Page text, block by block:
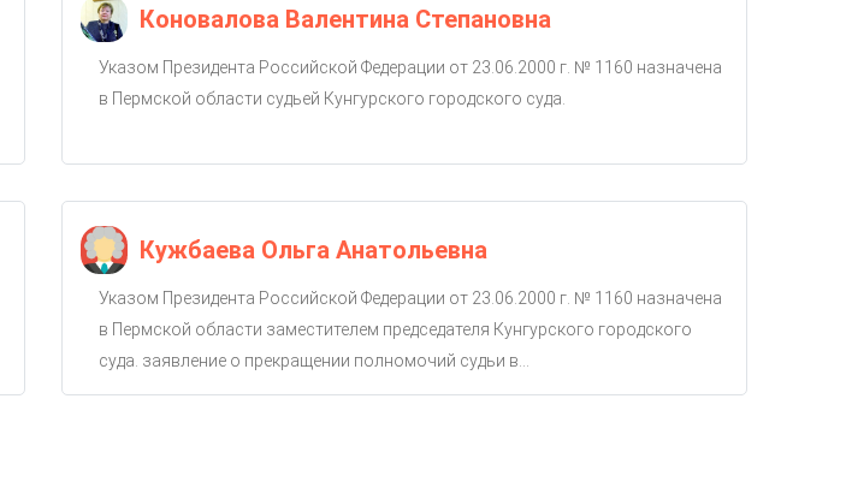
Коновалова Валентина Степановна
Указом Президента Российской Федерации от 23.06.2000 г. № 1160 назначена
в Пермской области судьей Кунгурского городского суда.
Кужбаева Ольга Анатольевна
Указом Президента Российской Федерации от 23.06.2000 г. № 1160 назначена
в Пермской области заместителем председателя Кунгурского городского
суда. заявление о прекращении полномочий судьи в...